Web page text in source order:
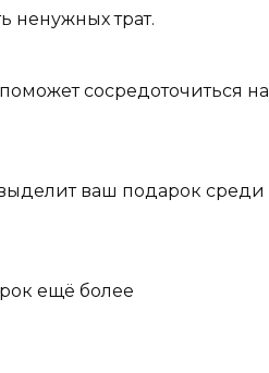
ненужных трат.
сосредоточиться на
ваш подарок среди
ещё более